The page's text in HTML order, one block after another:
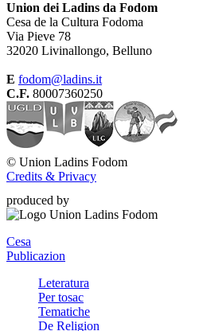
Union dei Ladins da Fodom
Cesa de la Cultura Fodoma
Via Pieve 78
32020 Livinallongo, Belluno
E fodom@ladins.it
C.F. 80007360250
© Union Ladins Fodom
Credits & Privacy
produced by
Cesa
Publicazion
Leteratura
Per tosac
Tematiche
De Religion